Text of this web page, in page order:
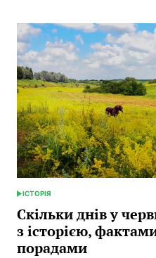
POSTED
IN
ІСТОРІЯ
Скільки днів у
з історією,
порадами